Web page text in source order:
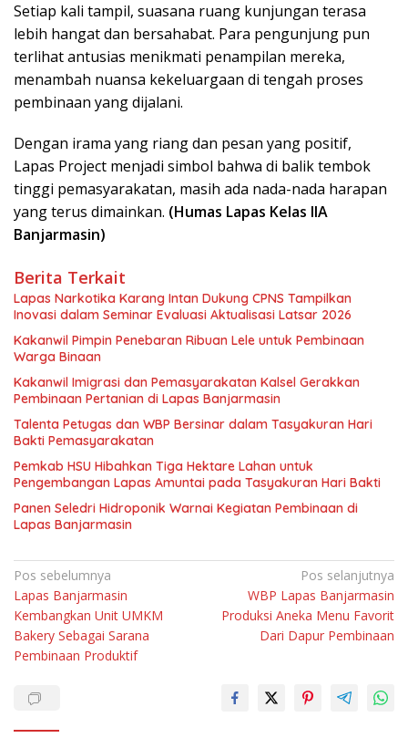
Setiap kali tampil, suasana ruang kunjungan terasa
lebih hangat dan bersahabat. Para pengunjung pun
terlihat antusias menikmati penampilan mereka,
menambah nuansa kekeluargaan di tengah proses
pembinaan yang dijalani.
Dengan irama yang riang dan pesan yang positif,
Lapas Project menjadi simbol bahwa di balik tembok
tinggi pemasyarakatan, masih ada nada-nada harapan
yang terus dimainkan. (Humas Lapas Kelas IIA
Banjarmasin)
Berita Terkait
Lapas Narkotika Karang Intan Dukung CPNS Tampilkan
Inovasi dalam Seminar Evaluasi Aktualisasi Latsar 2026
Kakanwil Pimpin Penebaran Ribuan Lele untuk Pembinaan
Warga Binaan
Kakanwil Imigrasi dan Pemasyarakatan Kalsel Gerakkan
Pembinaan Pertanian di Lapas Banjarmasin
Talenta Petugas dan WBP Bersinar dalam Tasyakuran Hari
Bakti Pemasyarakatan
Pemkab HSU Hibahkan Tiga Hektare Lahan untuk
Pengembangan Lapas Amuntai pada Tasyakuran Hari Bakti
Panen Seledri Hidroponik Warnai Kegiatan Pembinaan di
Lapas Banjarmasin
Navigasi
pos
Pos sebelumnya
Lapas Banjarmasin
Kembangkan Unit UMKM
Bakery Sebagai Sarana
Pembinaan Produktif
Pos selanjutnya
WBP Lapas Banjarmasin
Produksi Aneka Menu Favorit
Dari Dapur Pembinaan